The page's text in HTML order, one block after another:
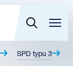
SPD typu 3